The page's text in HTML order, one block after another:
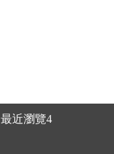
最近瀏覽4